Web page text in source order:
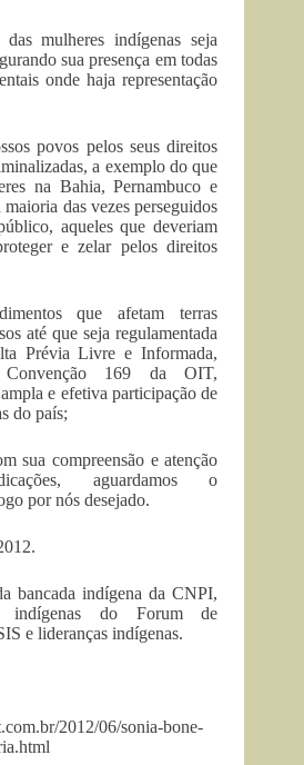
mulheres indígenas seja
sua presença em todas
onde haja representação
povos pelos seus direitos
a exemplo do que
na Bahia, Pernambuco e
das vezes perseguidos
aqueles que deveriam
e zelar pelos direitos
que afetam terras
até que seja regulamentada
Prévia Livre e Informada,
169 da OIT,
e efetiva participação de
do país;
sua compreensão e atenção
aguardamos o
por nós desejado.
bancada indígena da CNPI,
indígenas do Forum de
e lideranças indígenas.
2012/06/sonia-bone-